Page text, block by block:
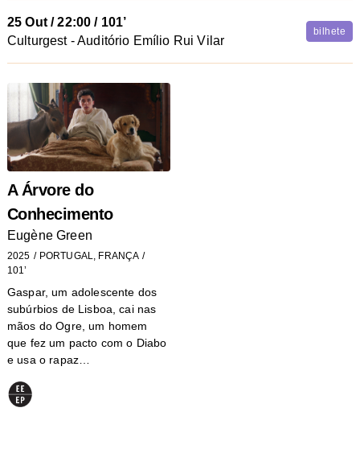
25 Out /22:00 / 101’
Culturgest - Auditório Emílio Rui Vilar
bilhete
A Árvore do
Conhecimento
Eugène Green
2025
PORTUGAL, FRANÇA
101’
Gaspar, um adolescente dos
subúrbios de Lisboa, cai nas
mãos do Ogre, um homem
que fez um pacto com o Diabo
e usa o rapaz…